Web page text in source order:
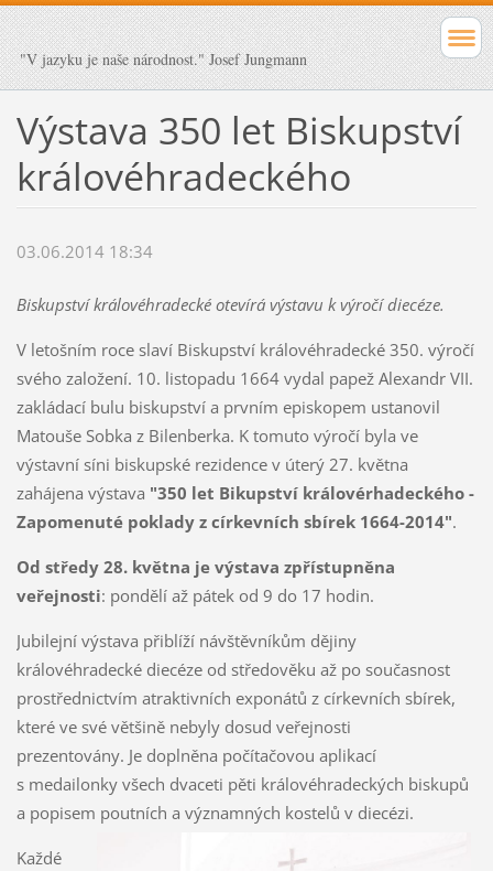
"V jazyku je naše národnost." Josef Jungmann
Výstava 350 let Biskupství
královéhradeckého
03.06.2014 18:34
Biskupství královéhradecké otevírá výstavu k výročí diecéze.
V letošním roce slaví Biskupství královéhradecké 350. výročí
svého založení. 10. listopadu 1664 vydal papež Alexandr VII.
zakládací bulu biskupství a prvním episkopem ustanovil
Matouše Sobka z Bilenberka. K tomuto výročí byla ve
výstavní síni biskupské rezidence v úterý 27. května
zahájena výstava "350 let Bikupství královérhadeckého -
Zapomenuté poklady z církevních sbírek 1664-2014".
Od středy 28. května je výstava zpřístupněna
veřejnosti: pondělí až pátek od 9 do 17 hodin.
Jubilejní výstava přiblíží návštěvníkům dějiny
královéhradecké diecéze od středověku až po současnost
prostřednictvím atraktivních exponátů z církevních sbírek,
které ve své většině nebyly dosud veřejnosti
prezentovány. Je doplněna počítačovou aplikací
s medailonky všech dvaceti pěti královéhradeckých biskupů
a popisem poutních a významných kostelů v diecézi.
Každé